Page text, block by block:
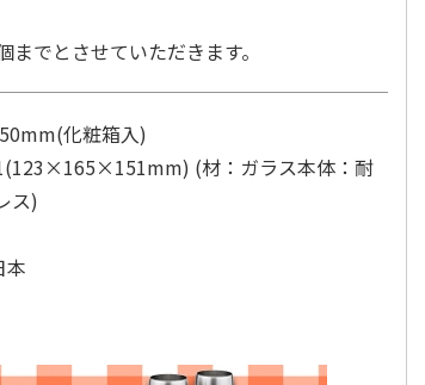
でとさせていただきます。
化粧箱入)
(材：ガラス本体：耐
ス)
本